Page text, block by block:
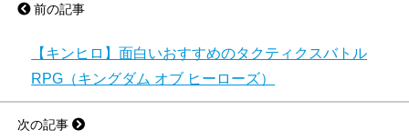
前の記事
【キンヒロ】面白いおすすめのタクティクスバトル
RPG（キングダム オブ ヒーローズ）
次の記事